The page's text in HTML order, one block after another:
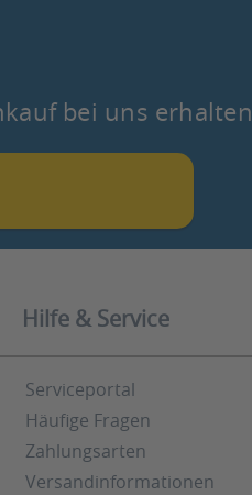
bei uns erhalten
Hilfe & Service
Serviceportal
Häufige Fragen
Zahlungsarten
Versandinformationen